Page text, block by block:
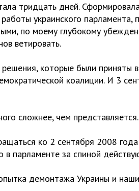
тридцать дней.
украинского парламента,
по моему глубокому
ветировать.
которые были приняты
коалиции. И 3
сложнее, чем представляется.
ко 2 сентября 2008
в парламенте за спиной
демонтажа Украины и